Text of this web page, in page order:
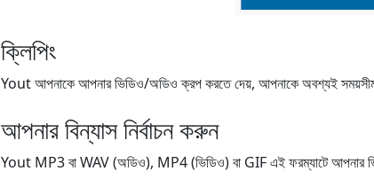
ক্লিপিং
Yout আপনাকে আপনার ভিডিও/অডিও ক্রপ করতে দেয়, আপনাকে অবশ্যই সময়সীমা
আপনার বিন্যাস নির্বাচন করুন
Yout MP3 বা WAV (অডিও), MP4 (ভিডিও) বা GIF এই ফরম্যাটে আপনার